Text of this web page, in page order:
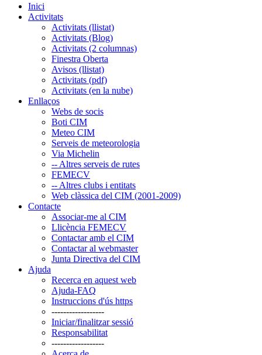
Inici
Activitats
Activitats (llistat)
Activitats (Blog)
Activitats (2 columnas)
Finestra Oberta
Avisos (llistat)
Activitats (pdf)
Activitats (en la nube)
Enllaços
Webs de socis
Boti CIM
Meteo CIM
Serveis de meteorologia
Via Michelin
-- Altres serveis de rutes
FEMECV
-- Altres clubs i entitats
Web clàssica del CIM (2001-2009)
Contacte
Associar-me al CIM
Llicència FEMECV
Contactar amb el CIM
Contactar al webmaster
Junta Directiva del CIM
Ajuda
Recerca en aquest web
Ajuda-FAQ
Instruccions d'ús https
------------------
Iniciar/finalitzar sessió
Responsabilitat
------------------